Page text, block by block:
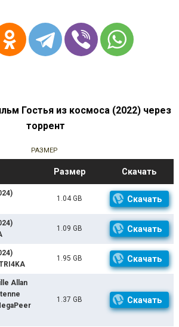
Гостья из космоса (2022) через
торрент
РАЗМЕР
Размер Скачать
1.04 GB Скачать
1.09 GB Скачать
1.95 GB Скачать
Allan
1.37 GB Скачать